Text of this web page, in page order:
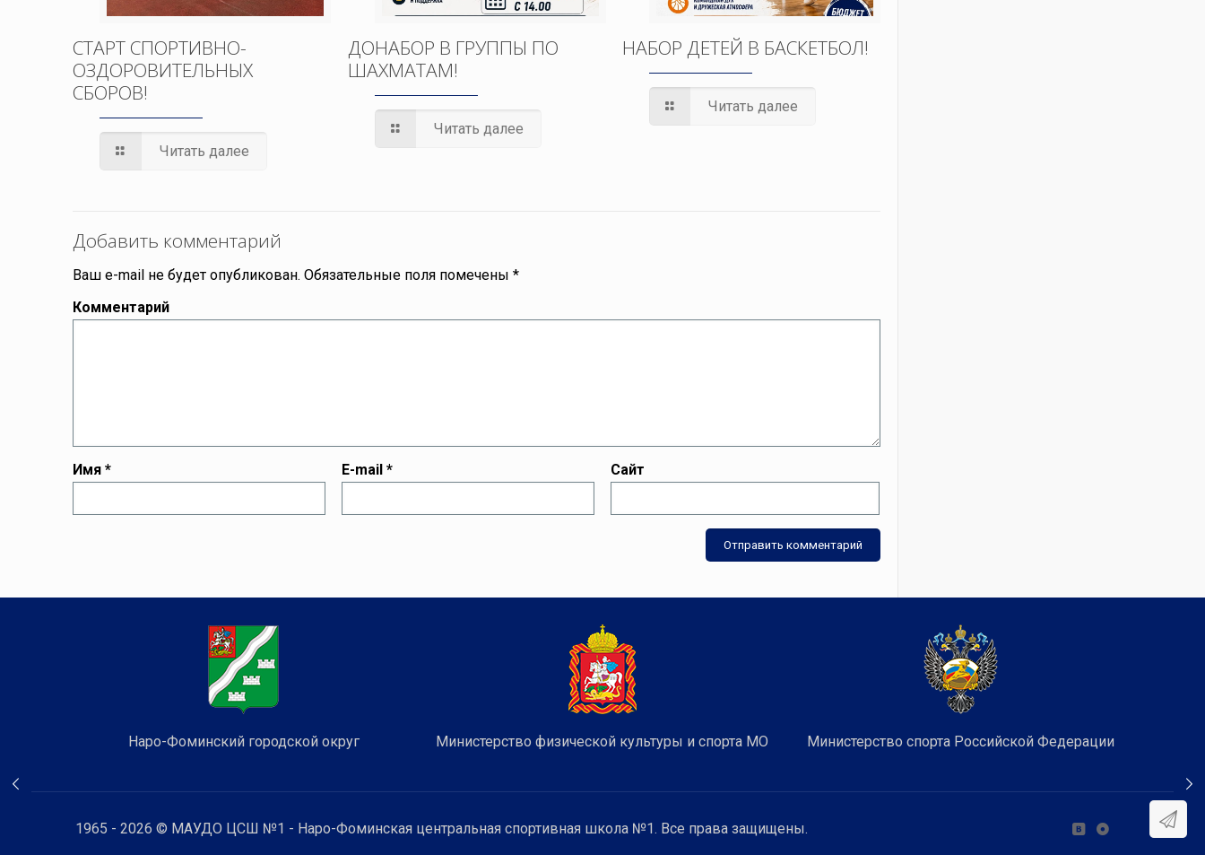
СТАРТ СПОРТИВНО-
ОЗДОРОВИТЕЛЬНЫХ
СБОРОВ!
Читать далее
ДОНАБОР В ГРУППЫ ПО
ШАХМАТАМ!
Читать далее
НАБОР ДЕТЕЙ В БАСКЕТБОЛ!
Читать далее
Добавить комментарий
Ваш e-mail не будет опубликован. Обязательные поля помечены*
Комментарий
Имя* E-mail* Сайт
Наро-Фоминский городской округ Министерство физической культуры и спорта МО Министерство спорта Российской Федерации
1965 - 2026 © МАУДО ЦСШ №1 - Наро-Фоминская центральная спортивная школа №1. Все права защищены.